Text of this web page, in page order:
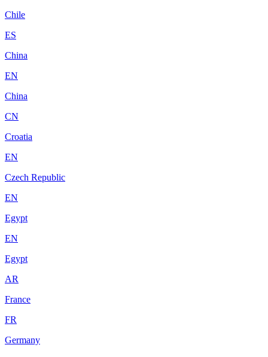
Chile
ES
China
EN
China
CN
Croatia
EN
Czech Republic
EN
Egypt
EN
Egypt
AR
France
FR
Germany